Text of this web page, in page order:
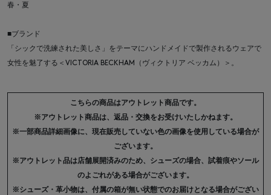
春・夏
■ブランド
「シックで洗練された美しさ」をテーマにハンドメイドで製作されるウェアで
女性を魅了する＜VICTORIA BECKHAM（ヴィクトリア ベッカム）＞。
こちらの商品はアウトレット商品です。
※アウトレット商品は、返品・交換をお受けいたしかねます。
※一部商品詳細画像に、現在販売していない色の画像を使用している場合が
ございます。
※アウトレット品は店舗展開済みのため、シューズの場合、試着痕やソール
のよごれがある場合がございます。
※シューズ・革小物は、付属の箱が無い状態でのお届けとなる場合がござい